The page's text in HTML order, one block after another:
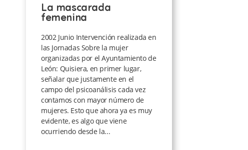
La mascarada
femenina
2002 Junio Intervención realizada en
las Jornadas Sobre la mujer
organizadas por el Ayuntamiento de
León: Quisiera, en primer lugar,
señalar que justamente en el
campo del psicoanálisis cada vez
contamos con mayor número de
mujeres. Esto que ahora ya es muy
evidente, es algo que viene
ocurriendo desde la...